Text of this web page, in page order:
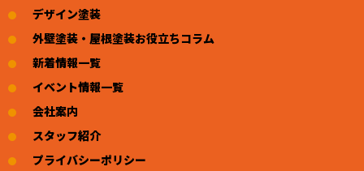
デザイン塗装
外壁塗装・屋根塗装お役立ちコラム
新着情報一覧
イベント情報一覧
会社案内
スタッフ紹介
プライバシーポリシー